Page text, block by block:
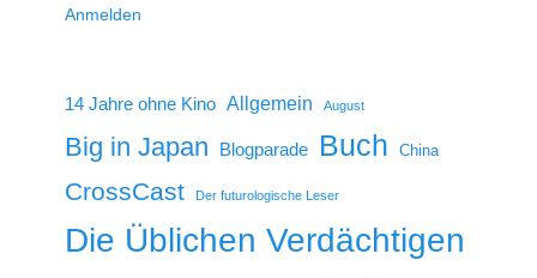
Anmelden
14 Jahre ohne Kino Allgemein August
Big in Japan Blogparade Buch China
CrossCast Der futurologische Leser
Die Üblichen Verdächtigen